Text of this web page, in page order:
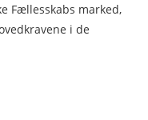
Fællesskabs marked,
i de